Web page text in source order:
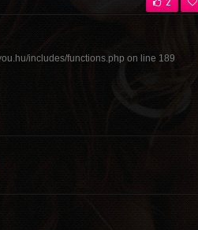
includes/functions.php on line 189